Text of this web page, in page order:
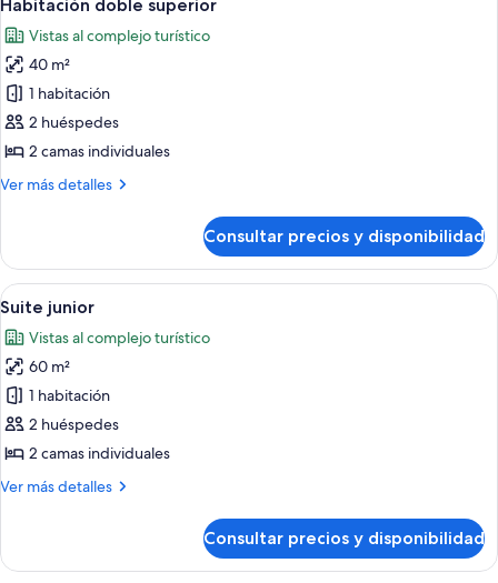
todas
las
fotos
de
Habitación
doble
Habitación doble superior
Vistas al complejo turístico
40 m²
1 habitación
2 huéspedes
2 camas individuales
Ver más detalles
Más
doble
superior
Consultar precios y disponibilidad
Abrir
todas
las
fotos
de
Suite
junior
Una habitación de hotel moderna
5
Suite junior
Vistas al complejo turístico
60 m²
1 habitación
2 huéspedes
2 camas individuales
Ver más detalles
Más
junior
Consultar precios y disponibilidad